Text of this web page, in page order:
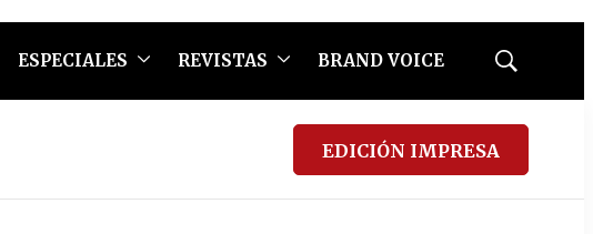
ESPECIALES REVISTAS BRAND VOICE
Mostrar
EDICIÓN IMPRESA